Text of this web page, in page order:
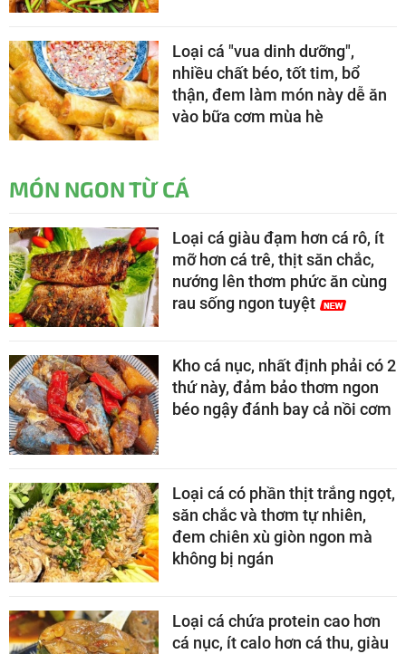
Loại cá "vua dinh dưỡng",
nhiều chất béo, tốt tim, bổ
thận, đem làm món này dễ ăn
vào bữa cơm mùa hè
MÓN NGON TỪ CÁ
Loại cá giàu đạm hơn cá rô, ít
mỡ hơn cá trê, thịt săn chắc,
nướng lên thơm phức ăn cùng
rau sống ngon tuyệt
Kho cá nục, nhất định phải có 2
thứ này, đảm bảo thơm ngon
béo ngậy đánh bay cả nồi cơm
Loại cá có phần thịt trắng ngọt,
săn chắc và thơm tự nhiên,
đem chiên xù giòn ngon mà
không bị ngán
Loại cá chứa protein cao hơn
cá nục, ít calo hơn cá thu, giàu